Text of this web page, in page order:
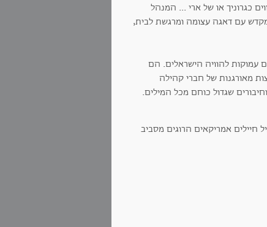
כגרוניך או של ארי ... המנהל
עם דאגה עצומה ומרגשת לבית,
עמוקות להוויה הישראלים. הם
מאורגנות של חברי קהילה
שגדול כוחם מכל המילים.